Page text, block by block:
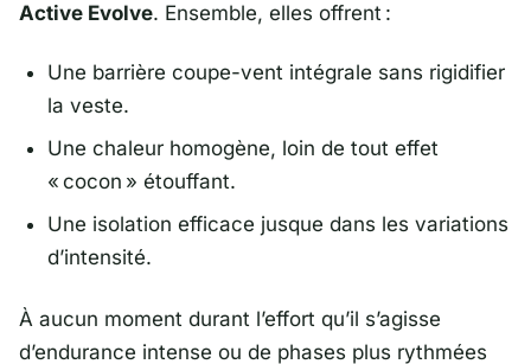
Active Evolve. Ensemble, elles offrent :
Une barrière coupe-vent intégrale sans rigidifier
la veste.
Une chaleur homogène, loin de tout effet
« cocon » étouffant.
Une isolation efficace jusque dans les variations
d’intensité.
À aucun moment durant l’effort qu’il s’agisse
d’endurance intense ou de phases plus rythmées